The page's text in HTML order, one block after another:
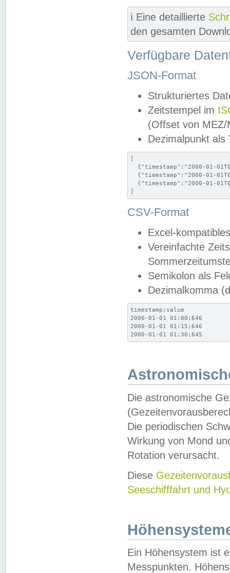
ℹ️ Eine detaillierte
den gesamten
Verfügbare
JSON-Format
Strukturiertes
Zeitstempel im
(Offset von MEZ/
Dezimalpunkt als
[
{"timestamp":"2000-01-
{"timestamp":"2000-01-
{"timestamp":"2000-01-
]
CSV-Format
Excel-
Vereinfachte
Semikolon als
Dezimalkomma
timestamp;value
2000-01-01 01:00;646
2000-01-01 01:15;646
2000-01-01 01:30;645
Die astronomische
Die periodischen
Wirkung von Mond
Rotation verursacht.
Diese
Seeschifffahrt und
Ein Höhensystem ist
Messpunkten.